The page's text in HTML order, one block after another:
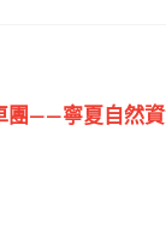
團——寧夏自然